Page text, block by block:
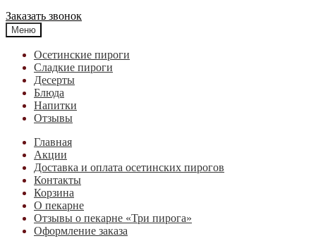
Заказать звонок
Меню
Осетинские пироги
Cладкие пироги
Десерты
Блюда
Напитки
Отзывы
Главная
Акции
Доставка и оплата осетинских пирогов
Контакты
Корзина
О пекарне
Отзывы о пекарне «Три пирога»
Оформление заказа